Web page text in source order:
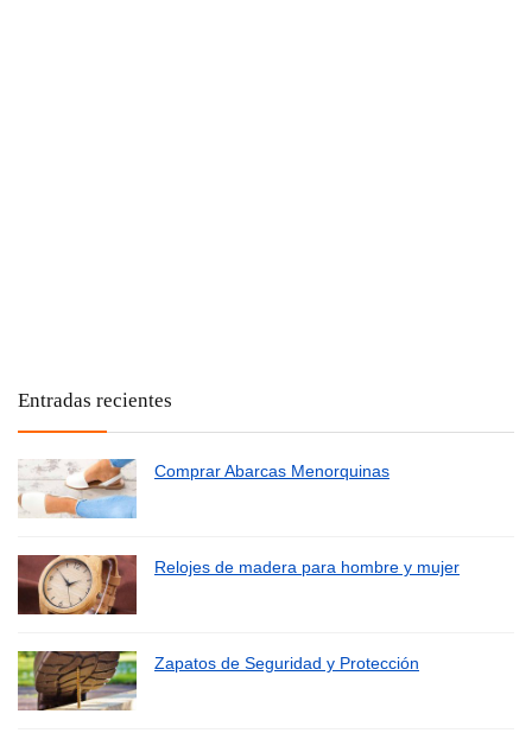
Entradas recientes
Comprar Abarcas Menorquinas
Relojes de madera para hombre y mujer
Zapatos de Seguridad y Protección